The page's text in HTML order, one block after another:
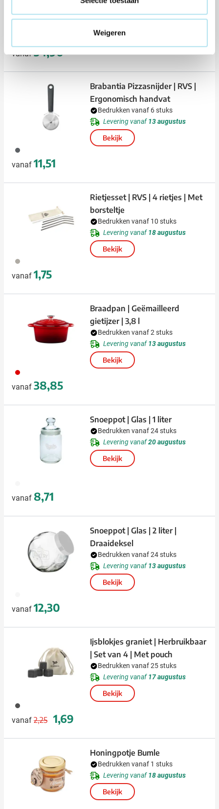
Weigeren
vanaf 34,96
491
vanaf 11,51
Brabantia Pizzasnijder | RVS |
Ergonomisch handvat
Bedrukken vanaf 6 stuks
Levering vanaf13 augustus
Bekijk
032
vanaf 1,75
Rietjesset | RVS | 4 rietjes | Met
borsteltje
Bedrukken vanaf 10 stuks
Levering vanaf18 augustus
Bekijk
008
vanaf 38,85
Braadpan | Geëmailleerd
gietijzer | 3,8 l
Bedrukken vanaf 2 stuks
Levering vanaf13 augustus
Bekijk
vanaf 8,71
Snoeppot | Glas | 1 liter
Bedrukken vanaf 24 stuks
Levering vanaf20 augustus
Bekijk
vanaf 12,30
Snoeppot | Glas | 2 liter |
Draaideksel
Bedrukken vanaf 24 stuks
Levering vanaf13 augustus
Bekijk
003
vanaf
Normale prijs
2,25
Speciale prijs
1,69
Ijsblokjes graniet | Herbruikbaar
| Set van 4 | Met pouch
Bedrukken vanaf 25 stuks
Levering vanaf17 augustus
Bekijk
Honingpotje Bumle
Bedrukken vanaf 1 stuks
Levering vanaf18 augustus
Bekijk